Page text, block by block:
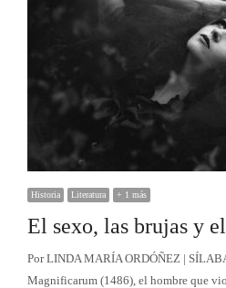
Historia Literatura + 1 más
El sexo, las brujas y
Por LINDA MARÍA ORDÓÑEZ |
Magnificarum (1486), el hombre que